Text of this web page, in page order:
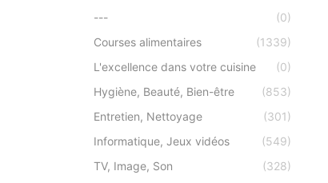
---
(0)
Courses alimentaires
(1339)
L'excellence dans votre cuisine
(0)
Hygiène, Beauté, Bien-être
(853)
Entretien, Nettoyage
(301)
Informatique, Jeux vidéos
(549)
TV, Image, Son
(328)